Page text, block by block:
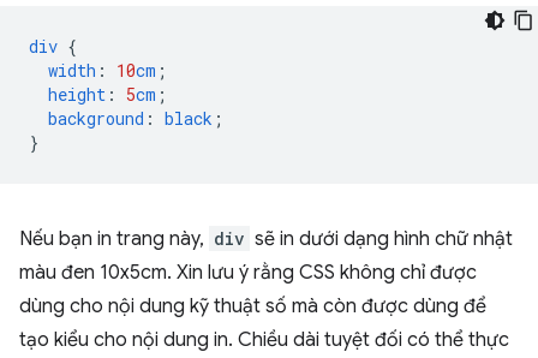
div {
width : 10cm ;
height : 5cm ;
background : black ;
}
Nếu bạn in trang này, div sẽ in dưới dạng hình chữ nhật
màu đen 10x5cm. Xin lưu ý rằng CSS không chỉ được
dùng cho nội dung kỹ thuật số mà còn được dùng để
tạo kiểu cho nội dung in. Chiều dài tuyệt đối có thể thực